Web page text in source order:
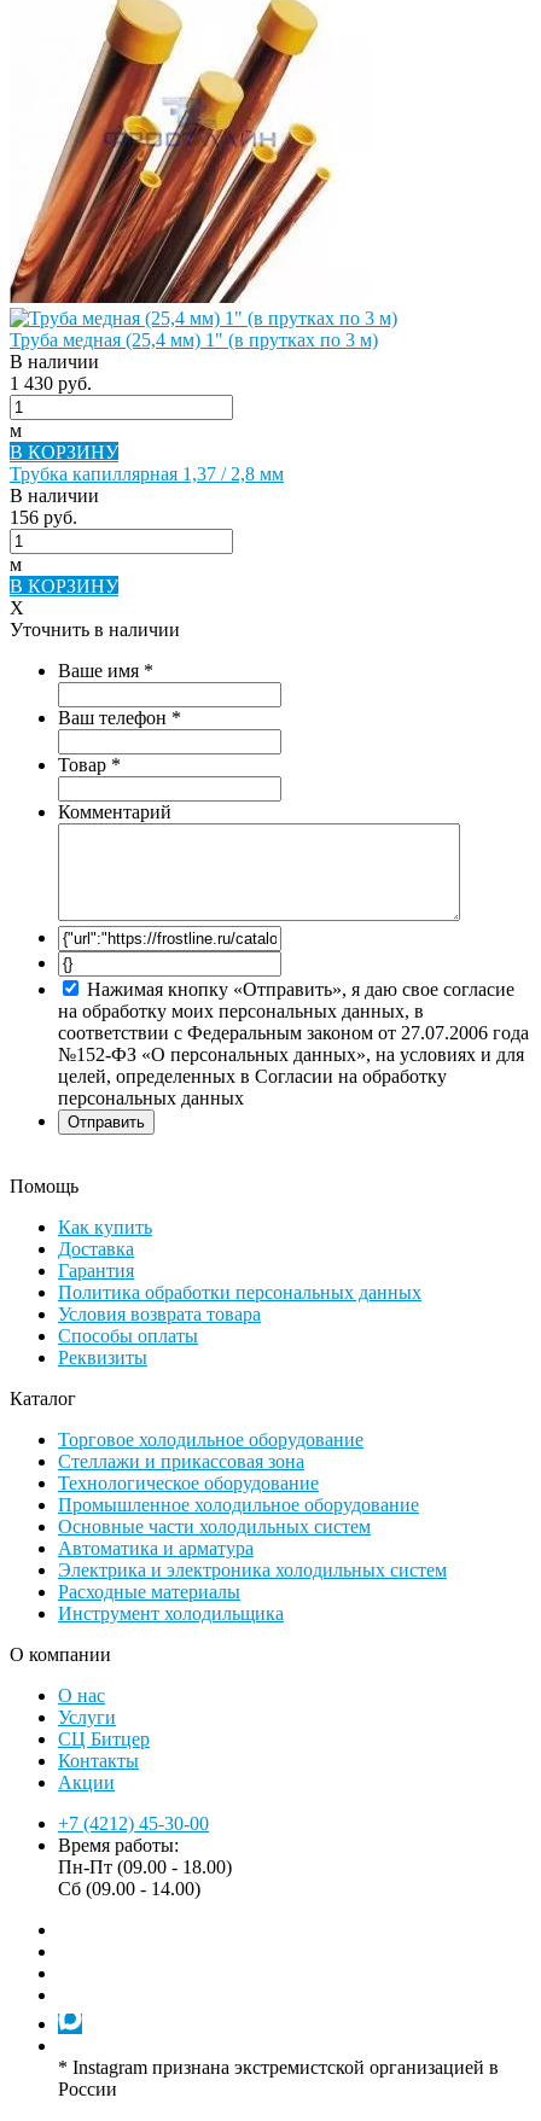
Труба медная (25,4 мм) 1" (в прутках по 3 м)
В наличии
1 430 руб.
м
В КОРЗИНУ
Трубка капиллярная 1,37 / 2,8 мм
В наличии
156 руб.
м
В КОРЗИНУ
X
Уточнить в наличии
Ваше имя *
Ваш телефон *
Товар *
Комментарий
Нажимая кнопку «Отправить», я даю свое согласие
на обработку моих персональных данных, в
соответствии с Федеральным законом от 27.07.2006 года
№152-ФЗ «О персональных данных», на условиях и для
целей, определенных в Согласии на обработку
персональных данных
Помощь
Как купить
Доставка
Гарантия
Политика обработки персональных данных
Условия возврата товара
Способы оплаты
Реквизиты
Каталог
Торговое холодильное оборудование
Стеллажи и прикассовая зона
Технологическое оборудование
Промышленное холодильное оборудование
Основные части холодильных систем
Автоматика и арматура
Электрика и электроника холодильных систем
Расходные материалы
Инструмент холодильщика
О компании
О нас
Услуги
СЦ Битцер
Контакты
Акции
+7 (4212) 45-30-00
Время работы:
Пн-Пт (09.00 - 18.00)
Сб (09.00 - 14.00)
* Instagram признана экстремистской организацией в
России